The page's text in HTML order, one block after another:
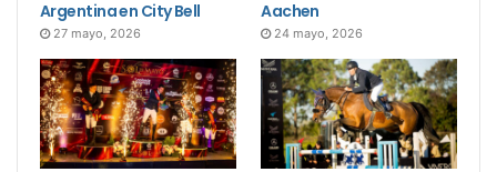
Argentina en City Bell
27 mayo, 2026
Aachen
24 mayo, 2026